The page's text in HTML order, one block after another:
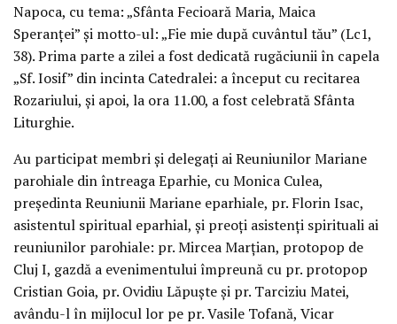
Napoca, cu tema: „Sfânta Fecioară Maria, Maica
Speranței” și motto-ul: „Fie mie după cuvântul tău” (Lc1,
38). Prima parte a zilei a fost dedicată rugăciunii în capela
„Sf. Iosif” din incinta Catedralei: a început cu recitarea
Rozariului, și apoi, la ora 11.00, a fost celebrată Sfânta
Liturghie.
Au participat membri și delegați ai Reuniunilor Mariane
parohiale din întreaga Eparhie, cu Monica Culea,
președinta Reuniunii Mariane eparhiale, pr. Florin Isac,
asistentul spiritual eparhial, și preoți asistenți spirituali ai
reuniunilor parohiale: pr. Mircea Marțian, protopop de
Cluj I, gazdă a evenimentului împreună cu pr. protopop
Cristian Goia, pr. Ovidiu Lăpuște și pr. Tarciziu Matei,
avându-l în mijlocul lor pe pr. Vasile Tofană, Vicar